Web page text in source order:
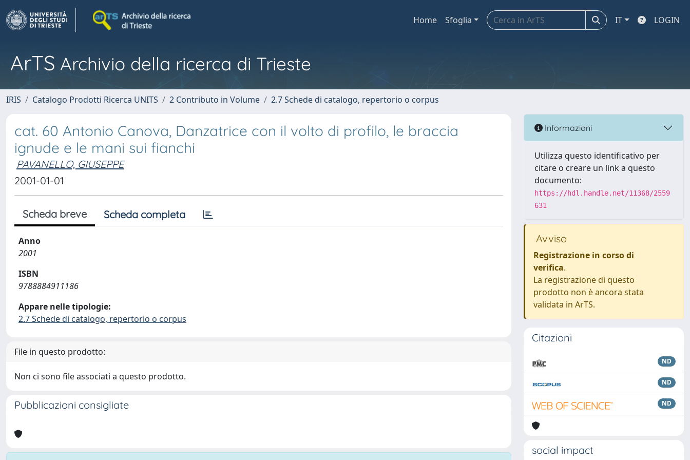
Home Sfoglia IT LOGIN
ArTS Archivio della ricerca di Trieste
IRIS Catalogo Prodotti Ricerca UNITS 2 Contributo in Volume 2.7 Schede di catalogo, repertorio o corpus
cat. 60 Antonio Canova, Danzatrice con il volto di profilo, le braccia
ignude e le mani sui fianchi
PAVANELLO, GIUSEPPE
2001-01-01
Scheda breve Scheda completa
Anno
2001
ISBN
9788884911186
Appare nelle tipologie:
2.7 Schede di catalogo, repertorio o corpus
File in questo prodotto:
Non ci sono file associati a questo prodotto.
Pubblicazioni consigliate
Informazioni
Utilizza questo identificativo per
citare o creare un link a questo
documento:
https://hdl.handle.net/11368/2559
631
Avviso
Registrazione in corso di
verifica.
La registrazione di questo
prodotto non è ancora stata
validata in ArTS.
Citazioni
ND
ND
ND
social impact